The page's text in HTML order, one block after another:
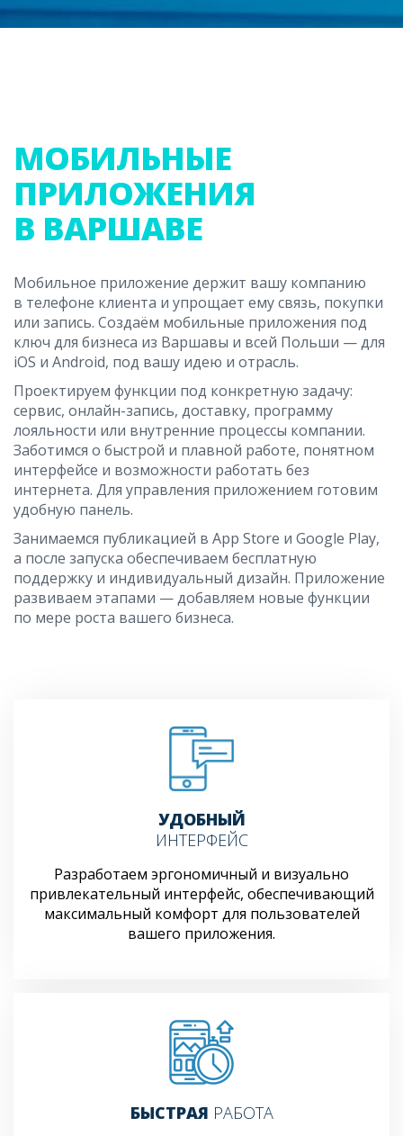
МОБИЛЬНЫЕ
ПРИЛОЖЕНИЯ
В ВАРШАВЕ
Мобильное приложение держит вашу компанию
в телефоне клиента и упрощает ему связь, покупки
или запись. Создаём мобильные приложения под
ключ для бизнеса из Варшавы и всей Польши — для
iOS и Android, под вашу идею и отрасль.
Проектируем функции под конкретную задачу:
сервис, онлайн-запись, доставку, программу
лояльности или внутренние процессы компании.
Заботимся о быстрой и плавной работе, понятном
интерфейсе и возможности работать без
интернета. Для управления приложением готовим
удобную панель.
Занимаемся публикацией в App Store и Google Play,
а после запуска обеспечиваем бесплатную
поддержку и индивидуальный дизайн. Приложение
развиваем этапами — добавляем новые функции
по мере роста вашего бизнеса.
УДОБНЫЙ
ИНТЕРФЕЙС
Разработаем эргономичный и визуально
привлекательный интерфейс, обеспечивающий
максимальный комфорт для пользователей
вашего приложения.
БЫСТРАЯ РАБОТА